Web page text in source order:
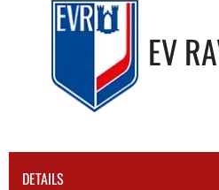
EV
DETAILS